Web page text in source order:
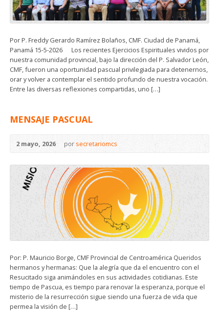
Por P. Freddy Gerardo Ramírez Bolaños, CMF. Ciudad de Panamá,
Panamá 15-5-2026 Los recientes Ejercicios Espirituales vividos por
nuestra comunidad provincial, bajo la dirección del P. Salvador León,
CMF, fueron una oportunidad pascual privilegiada para detenernos,
orar y volver a contemplar el sentido profundo de nuestra vocación.
Entre las diversas reflexiones compartidas, uno […]
MENSAJE PASCUAL
2 mayo, 2026 por secretariomcs
Por: P. Mauricio Borge, CMF Provincial de Centroamérica Queridos
hermanos y hermanas: Que la alegría que da el encuentro con el
Resucitado siga animándoles en sus actividades cotidianas. Este
tiempo de Pascua, es tiempo para renovar la esperanza, porque el
misterio de la resurrección sigue siendo una fuerza de vida que
permea la visión de […]